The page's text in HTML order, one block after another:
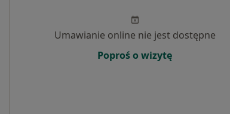
Umawianie online nie jest dostępne
Poproś o wizytę